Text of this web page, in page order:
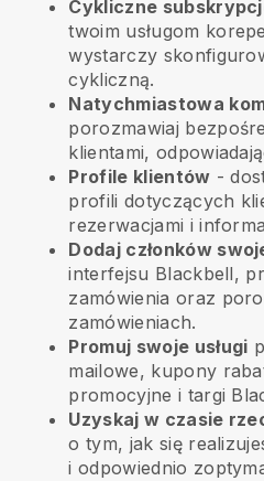
Cykliczne
twoim usługom
wystarczy
cykliczną.
Natychmiastowa
porozmawiaj
klientami,
Profile klientów -
profili dotyczących
rezerwacjami i
Dodaj członków
interfejsu Blackbell,
zamówienia oraz
zamówieniach.
Promuj swoje usługi
mailowe, kupony
promocyjne i targi
Uzyskaj w czasie
o tym, jak się
i odpowiednio